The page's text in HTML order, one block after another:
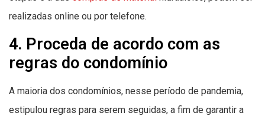
realizadas online ou por telefone.
4. Proceda de acordo com as
regras do condomínio
A maioria dos condomínios, nesse período de pandemia,
estipulou regras para serem seguidas, a fim de garantir a